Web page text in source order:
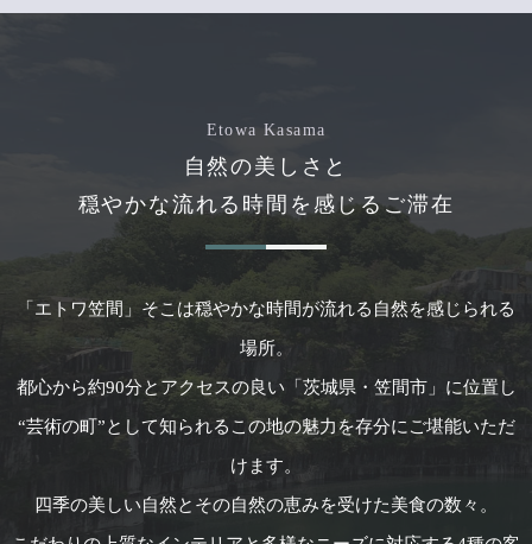
Etowa Kasama
自然の美しさと
穏やかな流れる時間を感じるご滞在
「エトワ笠間」そこは穏やかな時間が流れる自然を感じられる
場所。
都心から約90分とアクセスの良い「茨城県・笠間市」に位置し
“芸術の町”として知られるこの地の魅力を存分にご堪能いただ
けます。
四季の美しい自然とその自然の恵みを受けた美食の数々。